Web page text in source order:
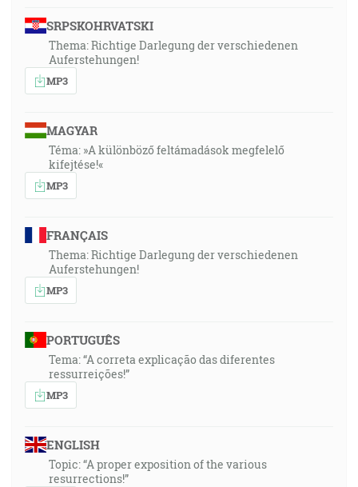
SRPSKOHRVATSKI
Thema: Richtige Darlegung der verschiedenen
Auferstehungen!
MP3
MAGYAR
Téma: »A különböző feltámadások megfelelő
kifejtése!«
MP3
FRANÇAIS
Thema: Richtige Darlegung der verschiedenen
Auferstehungen!
MP3
PORTUGUÊS
Tema: “A correta explicação das diferentes
ressurreições!”
MP3
ENGLISH
Topic: “A proper exposition of the various
resurrections!”